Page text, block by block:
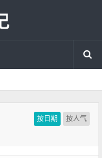
按日期 按人气